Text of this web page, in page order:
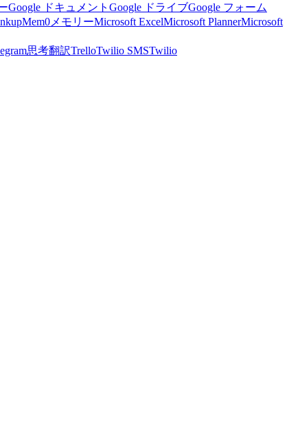
Google ドキュメント Google ドライブGoogle フォーム
Mem0 メモリーMicrosoft ExcelMicrosoft PlannerMicrosoft
思考翻訳TrelloTwilio SMSTwilio